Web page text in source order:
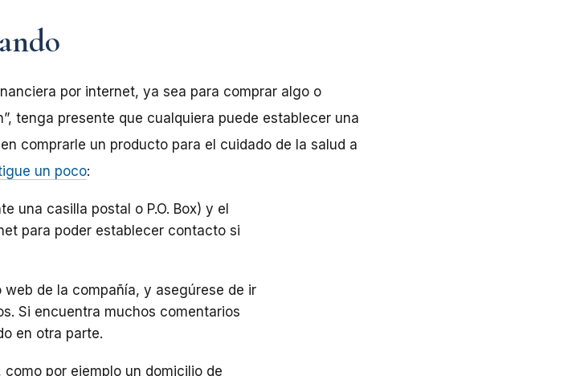
por internet, ya sea para comprar algo o
tenga presente que cualquiera puede establecer una
comprarle un producto para el cuidado de la salud a
un poco:
una casilla postal o P.O. Box) y el
para poder establecer contacto si
de la compañía, y asegúrese de ir
Si encuentra muchos comentarios
en otra parte.
por ejemplo un domicilio de